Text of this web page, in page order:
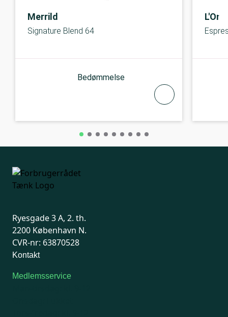
Merrild
Signature Blend 64
Bedømmelse
L'Or
Ryesgade 3 A, 2. th.
2200 København N.
CVR-nr: 63870528
Kontakt
Medlemsservice